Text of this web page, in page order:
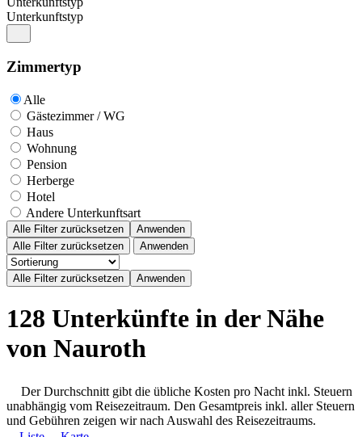
Unterkunftstyp
Zimmertyp
Alle
Gästezimmer / WG
Haus
Wohnung
Pension
Herberge
Hotel
Andere Unterkunftsart
Alle Filter zurücksetzen
Anwenden
Alle Filter zurücksetzen
Anwenden
128 Unterkünfte in der Nähe
von Nauroth
Der Durchschnitt gibt die übliche Kosten pro Nacht inkl. Steuern
unabhängig vom Reisezeitraum. Den Gesamtpreis inkl. aller Steuern
und Gebühren zeigen wir nach Auswahl des Reisezeitraums.